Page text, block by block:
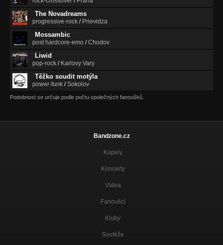
The Novadreams
progressive-rock / Prievidza
Mossambic
post hardcore-emo /Chodov
Liwid
pop-rock / Karlovy Vary
Těžko soudit motýla
power-funk /Sokolov
Podobnost se určuje podle počtu společných fanoušků.
Bandzone.cz
Kapely
Koncerty
Videa
Fanoušci
Kluby
Soutěže